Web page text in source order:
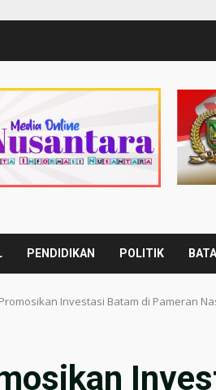
PENDIDIKAN POLITIK
Investasi Batam di Pameran